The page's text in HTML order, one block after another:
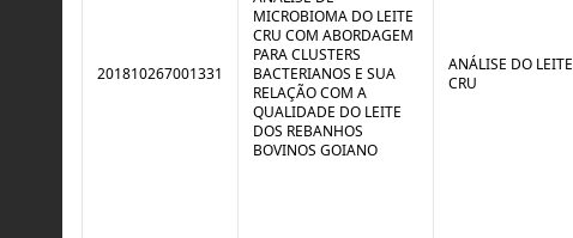
201810267001331
MICROBIOMA DO LEITE
CRU COM ABORDAGEM
PARA CLUSTERS
BACTERIANOS E SUA
RELAÇÃO COM A
QUALIDADE DO LEITE
DOS REBANHOS
BOVINOS GOIANO
ANÁLISE DO LEITE
CRU